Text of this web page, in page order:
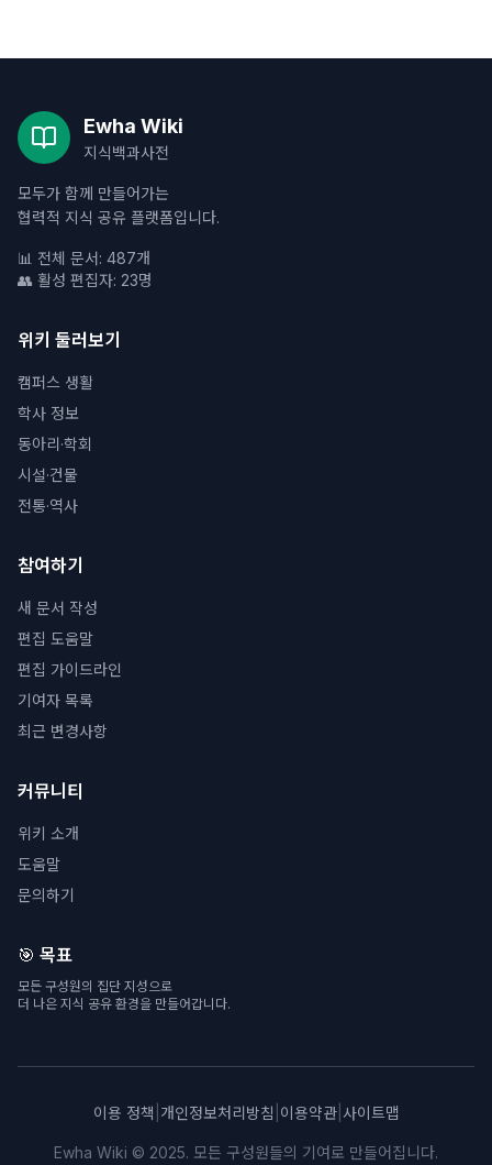
Ewha Wiki
지식백과사전
모두가 함께 만들어가는
협력적 지식 공유 플랫폼입니다.
📊 전체 문서: 487개
👥 활성 편집자: 23명
위키 둘러보기
캠퍼스 생활
학사 정보
동아리·학회
시설·건물
전통·역사
참여하기
새 문서 작성
편집 도움말
편집 가이드라인
기여자 목록
최근 변경사항
커뮤니티
위키 소개
도움말
문의하기
🎯 목표
모든 구성원의 집단 지성으로
더 나은 지식 공유 환경을 만들어갑니다.
이용 정책 개인정보처리방침 이용약관| 사이트맵
Ewha Wiki © 2025. 모든 구성원들의 기여로 만들어집니다.